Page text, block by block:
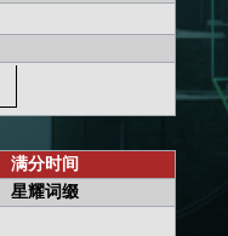
满分时间
星耀词缀